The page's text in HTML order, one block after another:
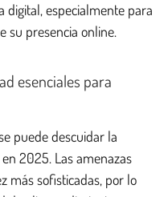
digital, especialmente para
su presencia online.
esenciales para
puede descuidar la
2025. Las amenazas
más sofisticadas, por lo